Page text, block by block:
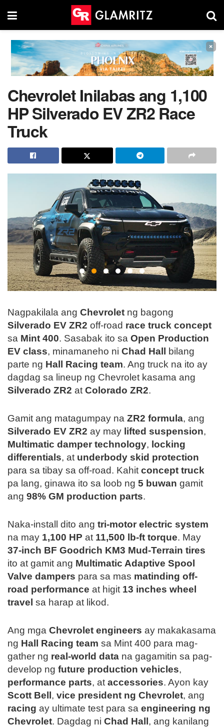
×
Chevrolet Inilabas ang 1,100
HP Silverado EV ZR2 Race
Truck
Nagpakilala ang Chevrolet ng bagong
Silverado EV ZR2 off-road race truck concept
sa Mint 400. Sasabak ito sa Open Production
EV class, minamaneho ni Chad Hall
bilang
parte ng Hall Racing team. Ang truck na ito ay
dagdag sa lineup ng Chevrolet kasama ang
Silverado ZR2 at Colorado ZR2.
Gamit ang matagumpay na ZR2 formula, ang
Silverado EV ZR2 ay may lifted suspension,
Multimatic damper technology, locking
differentials, at underbody skid protection
para sa tibay sa off-road. Kahit concept truck
pa lang, ginawa ito sa loob ng 5 buwan gamit
ang 98% GM production parts.
Naka-install dito ang tri-motor electric system
na may 1,100 HP at 11,500 lb-ft torque. May
37-inch BF Goodrich KM3 Mud-Terrain tires
ito at gamit ang Multimatic Adaptive Spool
Valve dampers para sa mas matinding off-
road performance at higit 13 inches wheel
travel sa harap at likod.
Ang mga Chevrolet engineers ay makakasama
ng Hall Racing team sa Mint 400 para mag-
gather ng real-world data na gagamitin sa pag-
develop ng future production vehicles,
performance parts, at accessories. Ayon kay
Scott Bell , vice president ng Chevrolet, ang
racing ay ultimate test para sa engineering ng
Chevrolet. Dagdag ni Chad Hall , ang kanilang